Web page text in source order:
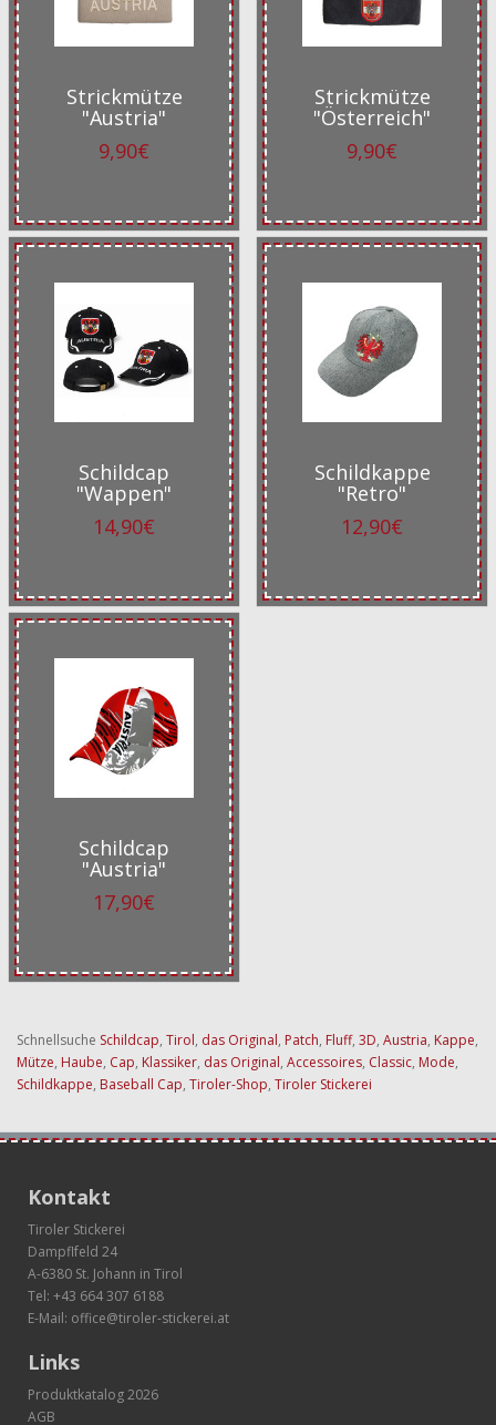
Strickmütze
"Austria"
9,90€
Strickmütze
"Österreich"
9,90€
Schildcap
"Wappen"
14,90€
Schildkappe
"Retro"
12,90€
Schildcap
"Austria"
17,90€
Schnellsuche Schildcap, Tirol, das Original, Patch, Fluff, 3D, Austria, Kappe,
Mütze, Haube, Cap, Klassiker, das Original, Accessoires, Classic, Mode,
Schildkappe, Baseball Cap, Tiroler-Shop, Tiroler Stickerei
Kontakt
Tiroler Stickerei
Dampflfeld 24
A-6380 St. Johann in Tirol
Tel: +43 664 307 6188
E-Mail: office@tiroler-stickerei.at
Links
Produktkatalog 2026
AGB